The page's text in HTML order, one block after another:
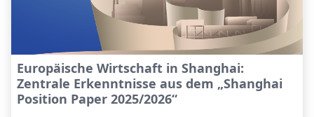
Europäische Wirtschaft in Shanghai:
Zentrale Erkenntnisse aus dem „Shanghai
Position Paper 2025/2026“